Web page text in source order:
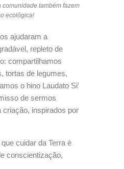
também fazem
ecológica!
ajudaram a
repleto de
compartilhamos
tortas de legumes,
o hino Laudato Si'
de sermos
criação, inspirados por
cuidar da Terra é
conscientização,